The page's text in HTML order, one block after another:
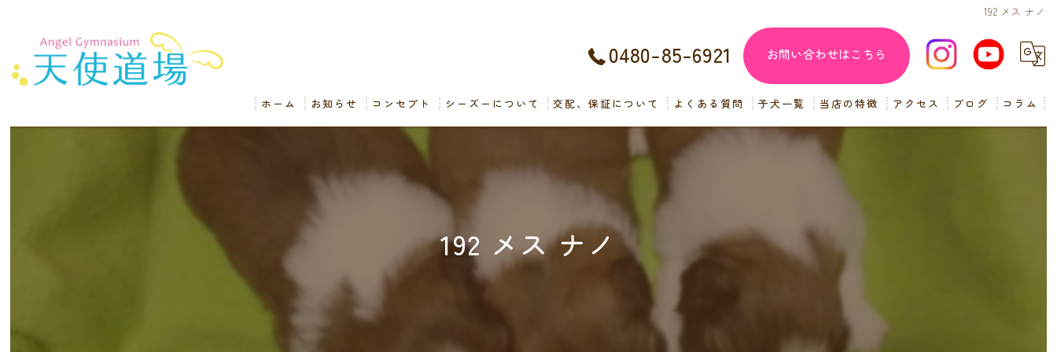
192 メス ナノ
0480-85-6921 お問い合わせはこちら
ホーム お知らせ コンセプト シーズーについて 交配、保証について よくある質問 子犬一覧 当店の特徴
子犬販売
見学
アクセス ブログ コラム
192 メス ナノ